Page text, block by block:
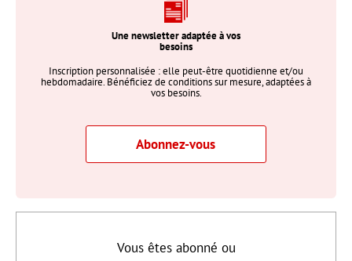
Une newsletter adaptée à vos
besoins
Inscription personnalisée : elle peut-être quotidienne et/ou
hebdomadaire. Bénéficiez de conditions sur mesure, adaptées à
vos besoins.
Abonnez-vous
Vous êtes abonné ou